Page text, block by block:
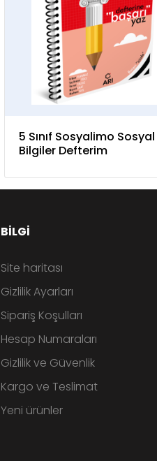
5 Sınıf Sosyalimo Sosyal
Bilgiler Defterim
BILGI
Site haritası
Gizlilik Ayarları
Sipariş Koşulları
Hesap Numaraları
Gizlilik ve Güvenlik
Kargo ve Teslimat
Yeni ürünler